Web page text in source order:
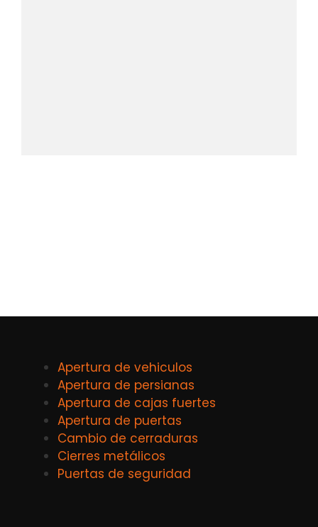
Apertura de vehiculos
Apertura de persianas
Apertura de cajas fuertes
Apertura de puertas
Cambio de cerraduras
Cierres metálicos
Puertas de seguridad